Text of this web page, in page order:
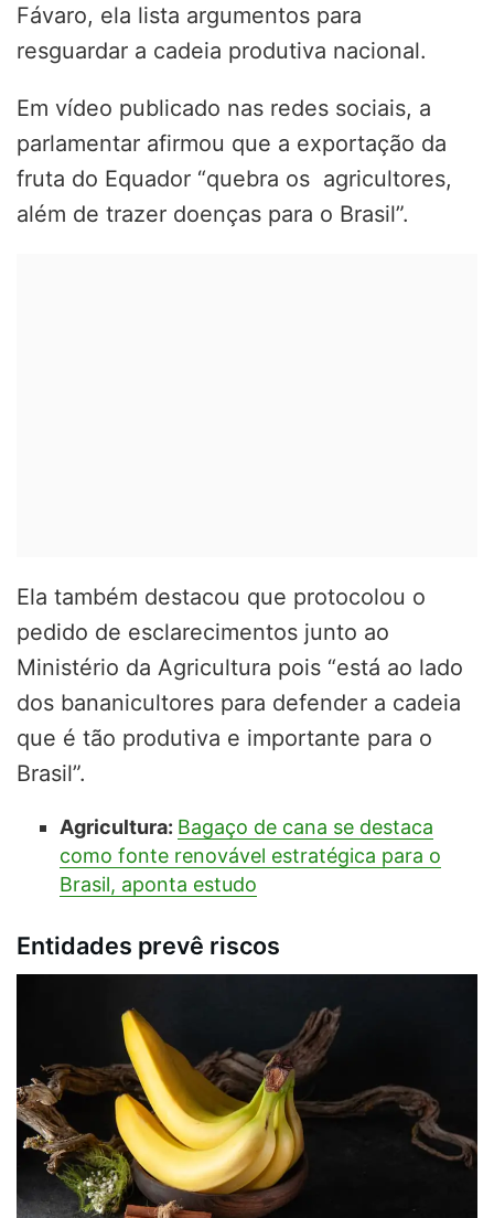
Fávaro, ela lista argumentos para
resguardar a cadeia produtiva nacional.
Em vídeo publicado nas redes sociais, a
parlamentar afirmou que a exportação da
fruta do Equador “quebra os agricultores,
além de trazer doenças para o Brasil”.
Ela também destacou que protocolou o
pedido de esclarecimentos junto ao
Ministério da Agricultura pois “está ao lado
dos bananicultores para defender a cadeia
que é tão produtiva e importante para o
Brasil”.
Agricultura: Bagaço de cana se destaca
como fonte renovável estratégica para o
Brasil, aponta estudo
Entidades prevê riscos